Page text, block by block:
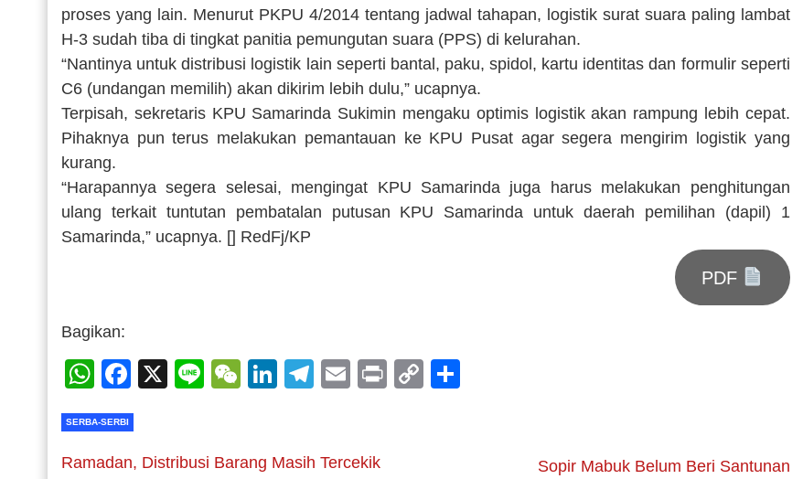
proses yang lain. Menurut PKPU 4/2014 tentang jadwal tahapan, logistik surat suara paling lambat
H-3 sudah tiba di tingkat panitia pemungutan suara (PPS) di kelurahan.
“Nantinya untuk distribusi logistik lain seperti bantal, paku, spidol, kartu identitas dan formulir seperti
C6 (undangan memilih) akan dikirim lebih dulu,” ucapnya.
Terpisah, sekretaris KPU Samarinda Sukimin mengaku optimis logistik akan rampung lebih cepat.
Pihaknya pun terus melakukan pemantauan ke KPU Pusat agar segera mengirim logistik yang
kurang.
“Harapannya segera selesai, mengingat KPU Samarinda juga harus melakukan penghitungan
ulang terkait tuntutan pembatalan putusan KPU Samarinda untuk daerah pemilihan (dapil) 1
Samarinda,” ucapnya. [] RedFj/KP
PDF
Bagikan:
WhatsApp
Facebook
X LineWeChat
LinkedIn
Telegram
EmailPrintCopy
SERBA-SERBI
Ramadan, Distribusi Barang Masih Tercekik Sopir Mabuk Belum Beri Santunan